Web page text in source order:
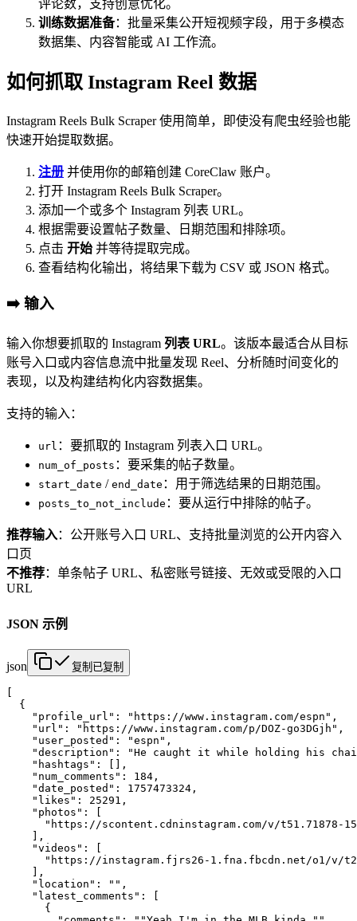
评论数，支持创意优化。
训练数据准备：批量采集公开短视频字段，用于多模态
数据集、内容智能或 AI 工作流。
如何抓取 Instagram Reel 数据
Instagram Reels Bulk Scraper 使用简单，即使没有爬虫经验也能
快速开始提取数据。
注册 并使用你的邮箱创建 CoreClaw 账户。
打开 Instagram Reels Bulk Scraper。
添加一个或多个 Instagram 列表 URL。
根据需要设置帖子数量、日期范围和排除项。
点击 开始 并等待提取完成。
查看结构化输出，将结果下载为 CSV 或 JSON 格式。
➡️ 输入
输入你想要抓取的 Instagram 列表 URL。该版本最适合从目标
账号入口或内容信息流中批量发现 Reel、分析随时间变化的
表现，以及构建结构化内容数据集。
支持的输入：
url ：要抓取的 Instagram 列表入口 URL。
num_of_posts ：要采集的帖子数量。
start_date / end_date ：用于筛选结果的日期范围。
posts_to_not_include ：要从运行中排除的帖子。
推荐输入：公开账号入口 URL、支持批量浏览的公开内容入
口页
不推荐：单条帖子 URL、私密账号链接、无效或受限的入口
URL
JSON 示例
json 复制 已复制
  {
    "profile_url": "https://www.instagram.com/espn",
    "url": "https://www.instagram.com/p/DOZ-go3DGjh",
    "user_posted": "espn",
"description": "He caught it while holding his
    "hashtags": [],
    "num_comments": 184,
    "date_posted": 1757473324,
    "likes": 25291,
    "photos": [
"https://scontent.cdninstagram.com/v/t51.71878-
    ],
    "videos": [
"https://instagram.fjrs26-1.fna.fbcdn.net/o1/v/
    ],
    "location": "",
    "latest_comments": [
      {